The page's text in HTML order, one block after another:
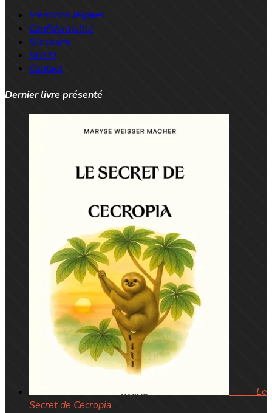
Mentions légales
Confidentialité
Glossaire
RGPD
Contact
Dernier livre présenté
Le
Secret de Cecropia